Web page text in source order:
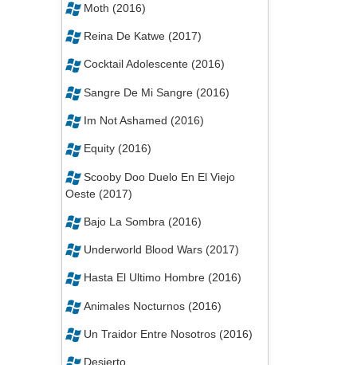
Moth (2016)
Reina De Katwe (2017)
Cocktail Adolescente (2016)
Sangre De Mi Sangre (2016)
Im Not Ashamed (2016)
Equity (2016)
Scooby Doo Duelo En El Viejo
Oeste (2017)
Bajo La Sombra (2016)
Underworld Blood Wars (2017)
Hasta El Ultimo Hombre (2016)
Animales Nocturnos (2016)
Un Traidor Entre Nosotros (2016)
Desierto